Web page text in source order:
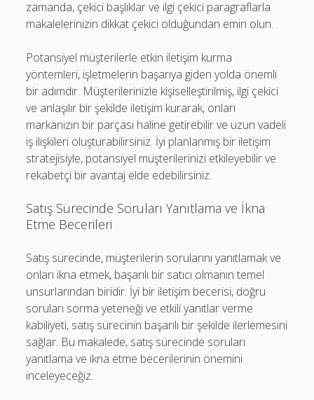
zamanda, çekici başlıklar ve ilgi çekici paragraflarla
makalelerinizin dikkat çekici olduğundan emin olun.
Potansiyel müşterilerle etkin iletişim kurma
yöntemleri, işletmelerin başarıya giden yolda önemli
bir adımdır. Müşterilerinizle kişiselleştirilmiş, ilgi çekici
ve anlaşılır bir şekilde iletişim kurarak, onları
markanızın bir parçası haline getirebilir ve uzun vadeli
iş ilişkileri oluşturabilirsiniz. İyi planlanmış bir iletişim
stratejisiyle, potansiyel müşterilerinizi etkileyebilir ve
rekabetçi bir avantaj elde edebilirsiniz.
Satış Sürecinde Soruları Yanıtlama ve İkna
Etme Becerileri
Satış sürecinde, müşterilerin sorularını yanıtlamak ve
onları ikna etmek, başarılı bir satıcı olmanın temel
unsurlarından biridir. İyi bir iletişim becerisi, doğru
soruları sorma yeteneği ve etkili yanıtlar verme
kabiliyeti, satış sürecinin başarılı bir şekilde ilerlemesini
sağlar. Bu makalede, satış sürecinde soruları
yanıtlama ve ikna etme becerilerinin önemini
inceleyeceğiz.